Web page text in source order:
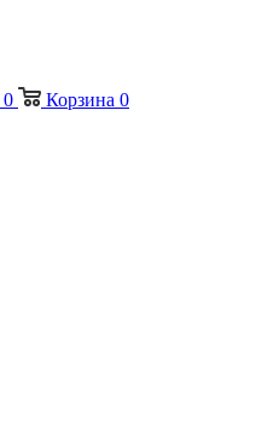
0 Корзина 0